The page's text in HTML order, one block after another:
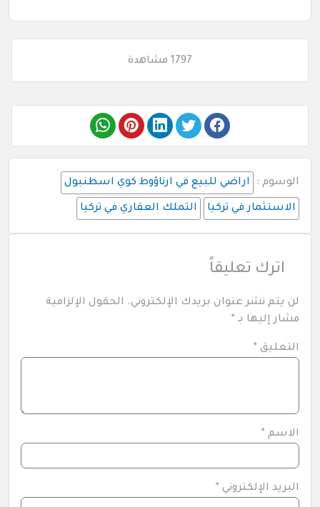
1797 مشاهدة
الوسوم : اراضي للبيع في ارناؤوط كوي اسطنبول
الاستثمار في تركيا التملك العقاري في تركيا
اترك تعليقاً
لن يتم نشر عنوان بريدك الإلكتروني. الحقول الإلزامية
مشار إليها بـ *
التعليق *
الاسم *
البريد الإلكتروني *